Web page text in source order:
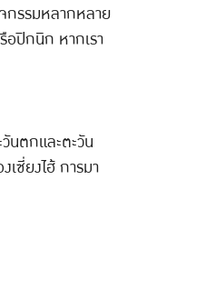
กรรมหลากหลาย
อปิกนิก หากเรา
นตกและตะวัน
ซี่ยงไฮ้ การมา